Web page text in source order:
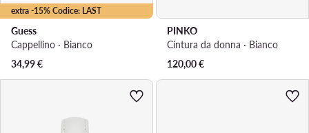
extra -15% Codice: LAST
Guess
Cappellino · Bianco
34,99€
PINKO
Cintura da donna · Bianco
120,00€